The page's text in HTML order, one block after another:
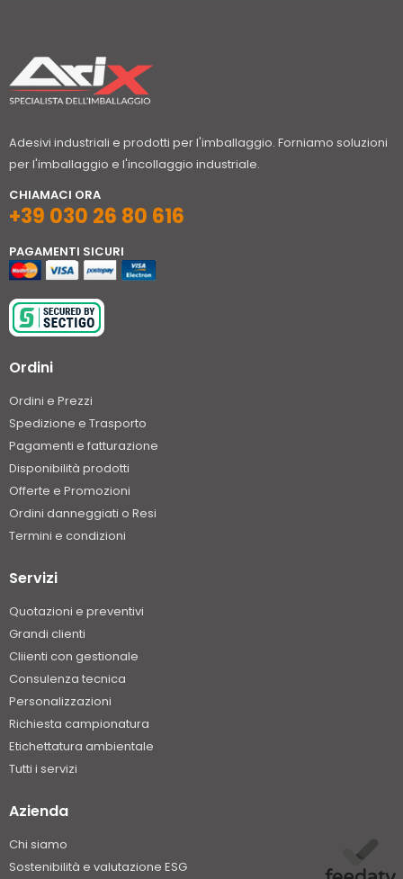
Adesivi industriali e prodotti per l'imballaggio. Forniamo soluzioni
per l'imballaggio e l'incollaggio industriale.
CHIAMACI ORA
+39 030 26 80 616
PAGAMENTI SICURI
Ordini
Ordini e Prezzi
Spedizione e Trasporto
Pagamenti e fatturazione
Disponibilità prodotti
Offerte e Promozioni
Ordini danneggiati o Resi
Termini e condizioni
Servizi
Quotazioni e preventivi
Grandi clienti
Cliienti con gestionale
Consulenza tecnica
Personalizzazioni
Richiesta campionatura
Etichettatura ambientale
Tutti i servizi
Azienda
Chi siamo
Sostenibilità e valutazione ESG